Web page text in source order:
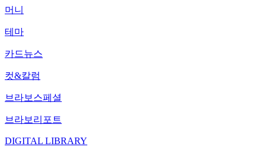
머니
테마
카드뉴스
컷&칼럼
브라보스페셜
브라보리포트
DIGITAL LIBRARY